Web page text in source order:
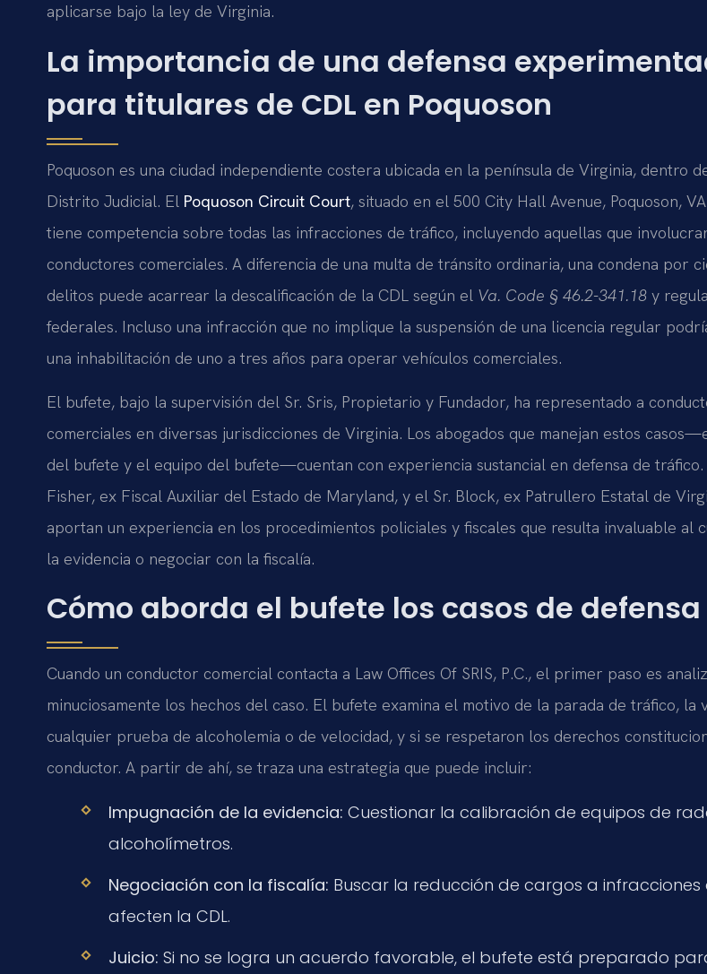
aplicarse bajo la ley de Virginia.
La importancia de una defensa
para titulares de CDL en Poquoson
Poquoson es una ciudad independiente costera ubicada en la península de Virginia, dentro
Distrito Judicial. El Poquoson Circuit Court, situado en el 500 City Hall Avenue, Poquoson,
tiene competencia sobre todas las infracciones de tráfico, incluyendo aquellas que
conductores comerciales. A diferencia de una multa de tránsito ordinaria, una condena por
delitos puede acarrear la descalificación de la CDL según el Va. Code § 46.2-341.18 y
federales. Incluso una infracción que no implique la suspensión de una licencia regular
una inhabilitación de uno a tres años para operar vehículos comerciales.
El bufete, bajo la supervisión del Sr. Sris, Propietario y Fundador, ha representado a
comerciales en diversas jurisdicciones de Virginia. Los abogados que manejan estos
del bufete y el equipo del bufete—cuentan con experiencia sustancial en defensa de tráfico.
Fisher, ex Fiscal Auxiliar del Estado de Maryland, y el Sr. Block, ex Patrullero Estatal de
aportan un experiencia en los procedimientos policiales y fiscales que resulta invaluable al
la evidencia o negociar con la fiscalía.
Cómo aborda el bufete los casos de defensa
Cuando un conductor comercial contacta a Law Offices Of SRIS, P.C., el primer paso es
minuciosamente los hechos del caso. El bufete examina el motivo de la parada de tráfico, la
cualquier prueba de alcoholemia o de velocidad, y si se respetaron los derechos
conductor. A partir de ahí, se traza una estrategia que puede incluir:
Impugnación de la evidencia: Cuestionar la calibración de equipos de
alcoholímetros.
Negociación con la fiscalía: Buscar la reducción de cargos a infracciones
afecten la CDL.
Juicio: Si no se logra un acuerdo favorable, el bufete está preparado